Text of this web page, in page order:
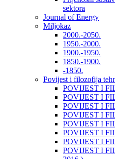
sektora
Journal of Energy
Miljokaz
2000.-2050.
1950.-2000.
1900.-1950.
1850.-1900.
-1850.
Povijest i filozofija
POVIJEST I
POVIJEST I
POVIJEST I
POVIJEST I
POVIJEST I
POVIJEST I
POVIJEST I
POVIJEST I